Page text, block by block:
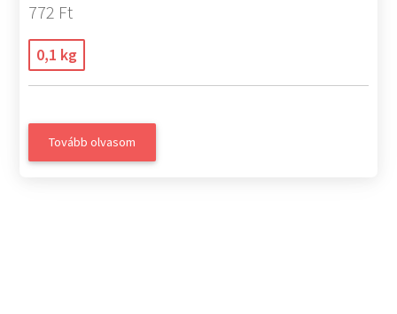
772 Ft
0,1 kg
Tovább olvasom